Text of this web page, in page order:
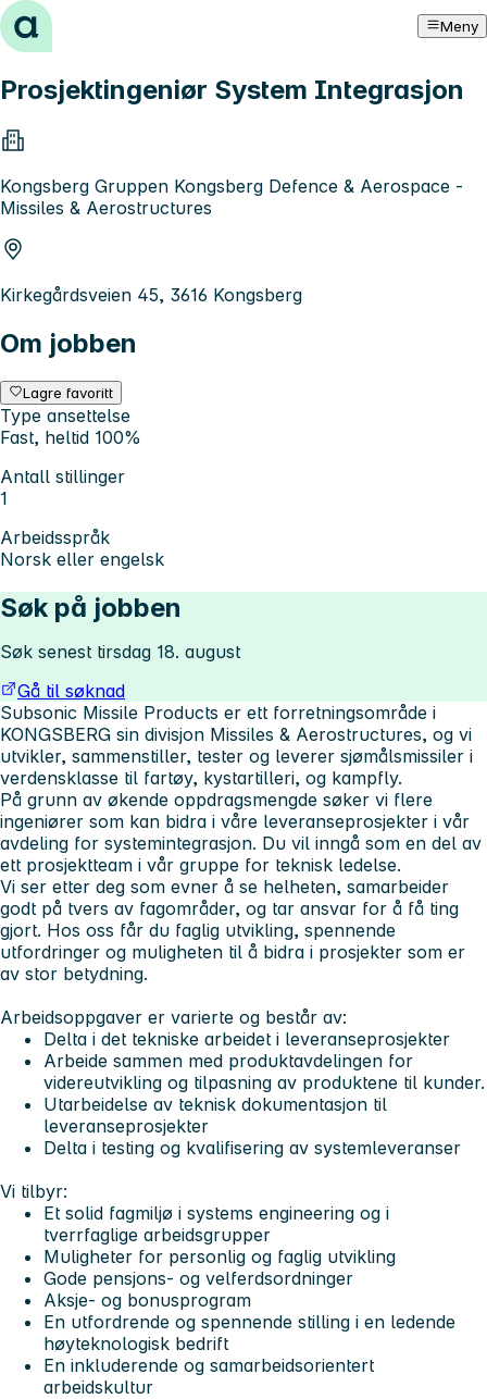
Hopp til innhold Meny
Prosjektingeniør System Integrasjon
Kongsberg Gruppen Kongsberg Defence & Aerospace -
Missiles & Aerostructures
Kirkegårdsveien 45, 3616 Kongsberg
Om jobben
Lagre favoritt
Type ansettelse
Fast, heltid 100%
Antall stillinger
1
Arbeidsspråk
Norsk eller engelsk
Søk på jobben
Søk senest tirsdag 18. august
Gå til søknad
Subsonic Missile Products er ett forretningsområde i
KONGSBERG sin divisjon Missiles & Aerostructures, og vi
utvikler, sammenstiller, tester og leverer sjømålsmissiler i
verdensklasse til fartøy, kystartilleri, og kampfly.
På grunn av økende oppdragsmengde søker vi flere
ingeniører som kan bidra i våre leveranseprosjekter i vår
avdeling for systemintegrasjon. Du vil inngå som en del av
ett prosjektteam i vår gruppe for teknisk ledelse.
Vi ser etter deg som evner å se helheten, samarbeider
godt på tvers av fagområder, og tar ansvar for å få ting
gjort. Hos oss får du faglig utvikling, spennende
utfordringer og muligheten til å bidra i prosjekter som er
av stor betydning.
Arbeidsoppgaver er varierte og består av:
Delta i det tekniske arbeidet i leveranseprosjekter
Arbeide sammen med produktavdelingen for
videreutvikling og tilpasning av produktene til kunder.
Utarbeidelse av teknisk dokumentasjon til
leveranseprosjekter
Delta i testing og kvalifisering av systemleveranser
Vi tilbyr:
Et solid fagmiljø i systems engineering og i
tverrfaglige arbeidsgrupper
Muligheter for personlig og faglig utvikling
Gode pensjons- og velferdsordninger
Aksje- og bonusprogram
En utfordrende og spennende stilling i en ledende
høyteknologisk bedrift
En inkluderende og samarbeidsorientert
arbeidskultur